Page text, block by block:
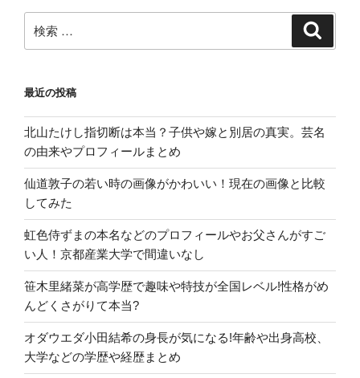
索:
最近の投稿
北山たけし指切断は本当？子供や嫁と別居の真実。芸名
の由来やプロフィールまとめ
仙道敦子の若い時の画像がかわいい！現在の画像と比較
してみた
虹色侍ずまの本名などのプロフィールやお父さんがすご
い人！京都産業大学で間違いなし
笹木里緒菜が高学歴で趣味や特技が全国レベル!性格がめ
んどくさがりて本当?
オダウエダ小田結希の身長が気になる!年齢や出身高校、
大学などの学歴や経歴まとめ